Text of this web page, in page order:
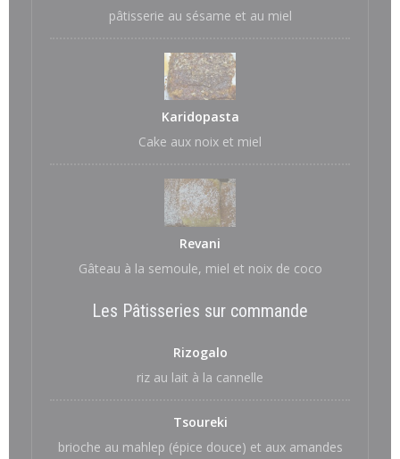
pâtisserie au sésame et au miel
Karidopasta
Cake aux noix et miel
Revani
Gâteau à la semoule, miel et noix de coco
Les Pâtisseries sur commande
Rizogalo
riz au lait à la cannelle
Tsoureki
brioche au mahlep (épice douce) et aux amandes